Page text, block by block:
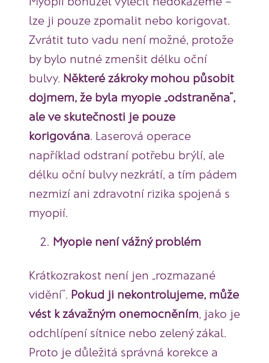
lze ji pouze zpomalit nebo korigovat.
Zvrátit tuto vadu není možné, protože
by bylo nutné zmenšit délku oční
bulvy. Některé zákroky mohou působit
dojmem, že byla myopie „odstraněna“,
ale ve skutečnosti je pouze
korigována. Laserová operace
například odstraní potřebu brýlí, ale
délku oční bulvy nezkrátí, a tím pádem
nezmizí ani zdravotní rizika spojená s
myopií.
Myopie není vážný problém
Krátkozrakost není jen „rozmazané
vidění“. Pokud ji nekontrolujeme, může
vést k závažným onemocněním, jako je
odchlípení sítnice nebo zelený zákal.
Proto je důležitá správná korekce a